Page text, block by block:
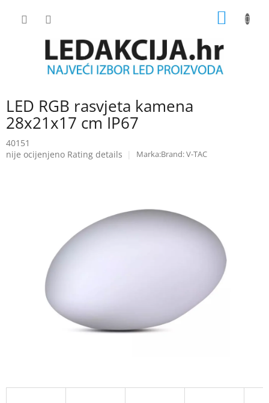
LED RGB rasvjeta kamena
28x21x17 cm IP67
40151
The
nije ocijenjeno Rating details Brand:V-TAC